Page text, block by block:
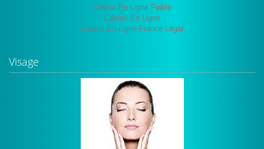
Casino En Ligne Fiable
Casino En Ligne
Casino En Ligne France Légal
Visage